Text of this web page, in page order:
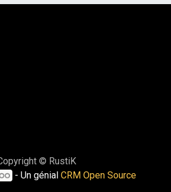
© RustiK
- Un génialCRM Open Source